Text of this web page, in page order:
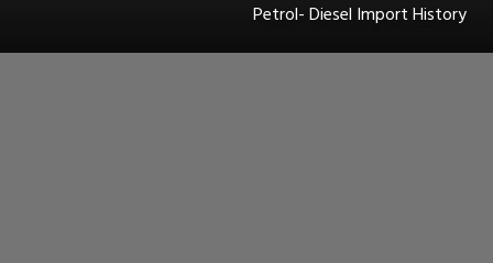
Petrol- Diesel Import History